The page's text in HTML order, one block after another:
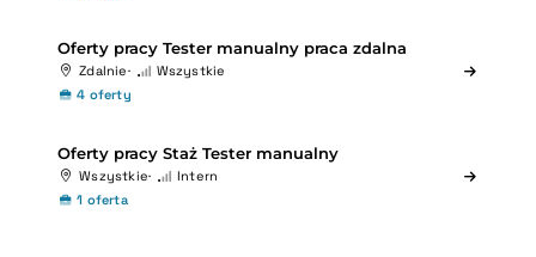
Oferty pracy Tester manualny praca zdalna
Zdalnie
Wszystkie
4 oferty
Oferty pracy Staż Tester manualny
Wszystkie
Intern
1 oferta